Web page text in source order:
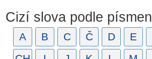
Cizí slova podle písmen
A B C Č D E